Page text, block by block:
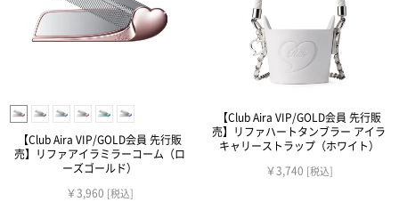
【Club Aira VIP/GOLD会員 先行販
売】リファアイラミラーコーム（ロ
ーズゴールド）
￥3,960 [税込]
【Club Aira VIP/GOLD会員 先行販
売】リファハートタンブラー アイラ
キャリーストラップ（ホワイト）
￥3,740 [税込]